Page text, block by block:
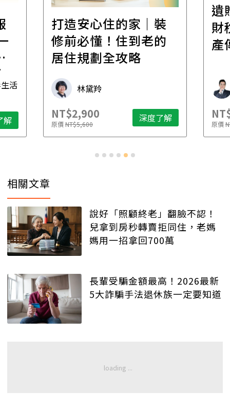
活
解
打造安心住的家｜裝
修前必懂！住到老的
居住規劃全攻略
林黛羚
NT$2,900
原價NT$5,600 深度了解
遺
財
產
原價
相關文章
說好「照顧終老」翻臉不認！
兒拿到房秒轉賣拒同住，老媽
媽用一招拿回700萬
長輩受騙金額最高！2026最新
5大詐騙手法退休族一定要知道